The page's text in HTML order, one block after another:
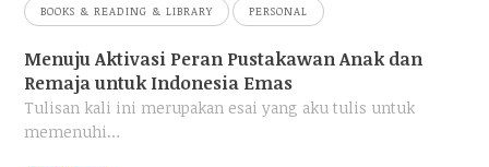
BOOKS & READING & LIBRARY PERSONAL
Menuju Aktivasi Peran Pustakawan Anak dan
Remaja untuk Indonesia Emas
Tulisan kali ini merupakan esai yang aku tulis untuk
memenuhi…